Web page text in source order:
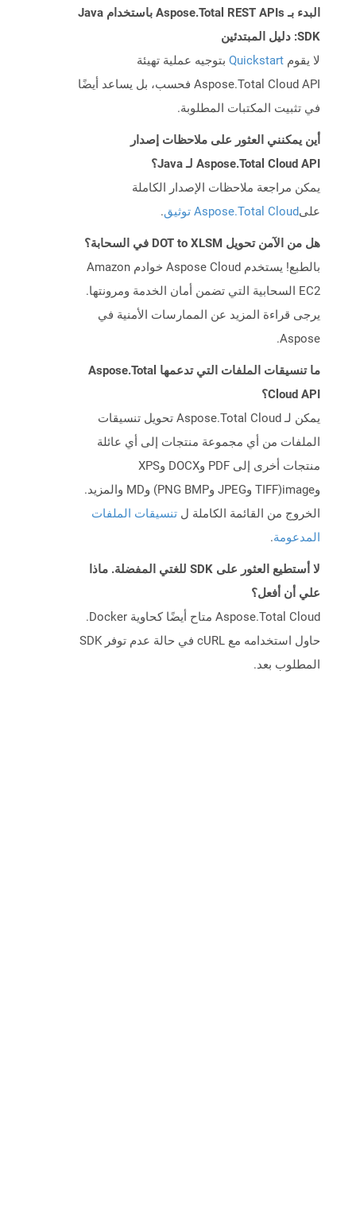
البدء بـ Aspose.Total REST APIs باستخدام Java
SDK: دليل المبتدئين
لا يقوم Quickstart بتوجيه عملية تهيئة
Aspose.Total Cloud API فحسب، بل يساعد أيضًا
في تثبيت المكتبات المطلوبة.
أين يمكنني العثور على ملاحظات إصدار
Aspose.Total Cloud API لـ Java؟
يمكن مراجعة ملاحظات الإصدار الكاملة
علىAspose.Total Cloud توثيق .
هل من الآمن تحويل DOT to XLSM في السحابة؟
بالطبع! يستخدم Aspose Cloud خوادم Amazon
EC2 السحابية التي تضمن أمان الخدمة ومرونتها.
يرجى قراءة المزيد عن الممارسات الأمنية في
Aspose.
ما تنسيقات الملفات التي تدعمها Aspose.Total
Cloud API؟
يمكن لـ Aspose.Total Cloud تحويل تنسيقات
الملفات من أي مجموعة منتجات إلى أي عائلة
منتجات أخرى إلى PDF وDOCX وXPS
وimage(TIFF وJPEG وPNG BMP) وMD والمزيد.
الخروج من القائمة الكاملة ل تنسيقات الملفات
المدعومة.
لا أستطيع العثور على SDK للغتي المفضلة. ماذا
علي أن أفعل؟
Aspose.Total Cloud متاح أيضًا كحاوية Docker.
حاول استخدامه مع cURL في حالة عدم توفر SDK
المطلوب بعد.